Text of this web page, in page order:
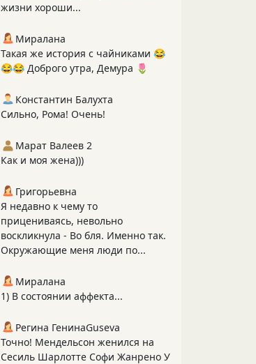
жизни хороши...
Миралана
Такая же история с чайниками 😂
😂😂 Доброго утра, Демура 🌷
Константин Балухта
Сильно, Рома! Очень!
Марат Валеев 2
Как и моя жена)))
Григорьевна
Я недавно к чему то
прицениваясь, невольно
воскликнула - Во бля. Именно так.
Окружающие меня люди по...
Миралана
1) В состоянии аффекта...
Регина ГенинаGuseva
Точно! Мендельсон женился на
Сесиль Шарлотте Софи Жанрено У